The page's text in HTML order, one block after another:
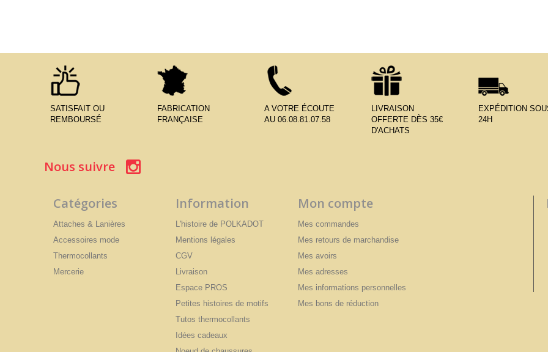
SATISFAIT OU
REMBOURSÉ
FABRICATION
FRANÇAISE
A VOTRE ÉCOUTE
AU 06.08.81.07.58
LIVRAISON
OFFERTE DÈS 35€
D'ACHATS
EXPÉDITION
24H
Nous suivre
Catégories
Attaches & Lanières
Accessoires mode
Thermocollants
Mercerie
Information
L'histoire de POLKADOT
Mentions légales
CGV
Livraison
Espace PROS
Petites histoires de motifs
Tutos thermocollants
Idées cadeaux
Mon compte
Mes commandes
Mes retours de marchandise
Mes avoirs
Mes adresses
Mes informations personnelles
Mes bons de réduction